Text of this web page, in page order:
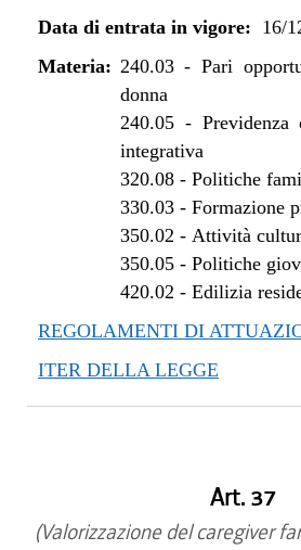
Data di entrata in vigore: 16/
Materia: 240.03-Pari
donna
240.05- Previdenza
integrativa
320.08- Politiche
330.03- Formazione
350.02 - Attività
350.05- Politiche
420.02 - Edilizia
REGOLAMENTI DI
ITER DELLA LEGGE
Art. 37
(Valorizzazione del caregiver